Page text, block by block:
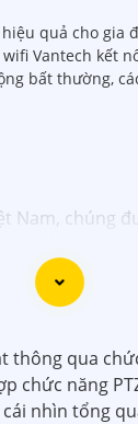
quả cho
Vantech kết
bất thường,
chúng
cao
theo tiêu
của bạn.
hoặc doanh
qua
chức năng
nhìn tổng